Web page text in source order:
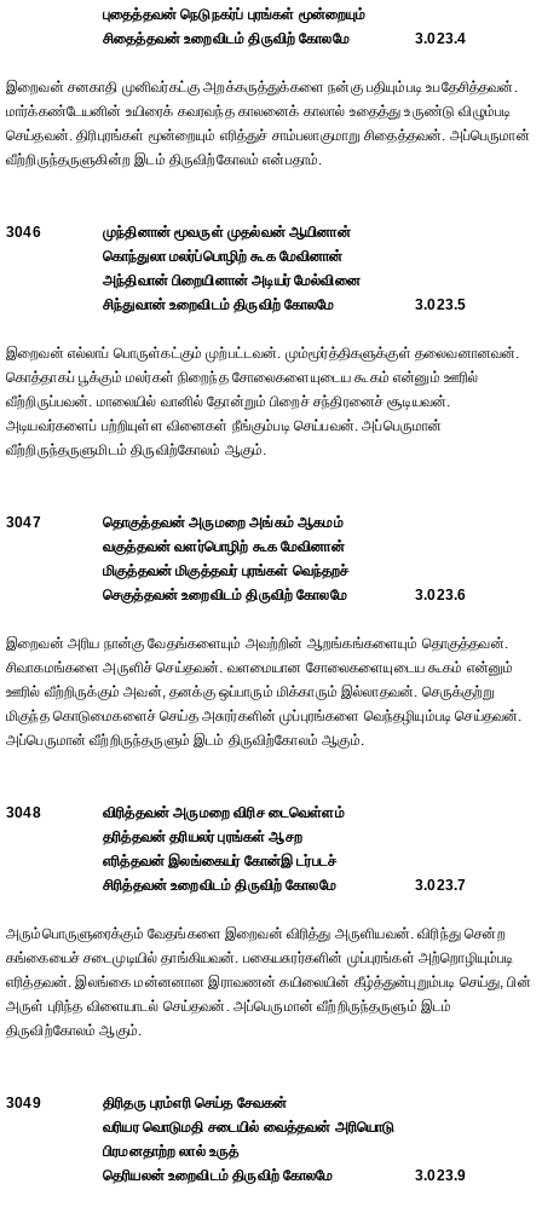
புதைத்தவன் நெடுநகர்ப் புரங்கள் மூன்றையும்
சிதைத்தவன் உறைவிடம் திருவிற் கோலமே
3.023.4
இறைவன் சனகாதி முனிவர்கட்கு அறக்கருத்துக்களை நன்கு பதியும்படி உபதேசித்தவன்.
மார்க்கண்டேயனின் உயிரைக் கவரவந்த காலனைக் காலால் உதைத்து உருண்டு விழும்படி
செய்தவன். திரிபுரங்கள் மூன்றையும் எரித்துச் சாம்பலாகுமாறு சிதைத்தவன். அப்பெருமான்
வீற்றிருந்தருளுகின்ற இடம் திருவிற்கோலம் என்பதாம்.
3046
முந்தினான் மூவருள் முதல்வன் ஆயினான்
கொந்துலா மலர்ப்பொழிற் கூக மேவினான்
அந்திவான் பிறையினான் அடியர் மேல்வினை
சிந்துவான் உறைவிடம் திருவிற் கோலமே
3.023.5
இறைவன் எல்லாப் பொருள்கட்கும் முற்பட்டவன். மும்மூர்த்திகளுக்குள் தலைவனானவன்.
கொத்தாகப் பூக்கும் மலர்கள் நிறைந்த சோலைகளையுடைய கூகம் என்னும் ஊரில்
வீற்றிருப்பவன். மாலையில் வானில் தோன்றும் பிறைச் சந்திரனைச் சூடியவன்.
அடியவர்களைப் பற்றியுள்ள வினைகள் நீங்கும்படி செய்பவன். அப்பெருமான்
வீற்றிருந்தருளுமிடம் திருவிற்கோலம் ஆகும்.
3047
தொகுத்தவன் அருமறை அங்கம் ஆகமம்
வகுத்தவன் வளர்பொழிற் கூக மேவினான்
மிகுத்தவன் மிகுத்தவர் புரங்கள் வெந்தறச்
செகுத்தவன் உறைவிடம் திருவிற் கோலமே
3.023.6
இறைவன் அரிய நான்கு வேதங்களையும் அவற்றின் ஆறங்கங்களையும் தொகுத்தவன்.
சிவாகமங்களை அருளிச் செய்தவன். வளமையான சோலைகளையுடைய கூகம் என்னும்
ஊரில் வீற்றிருக்கும் அவன், தனக்கு ஒப்பாரும் மிக்காரும் இல்லாதவன். செருக்குற்று
மிகுந்த கொடுமைகளைச் செய்த அசுரர்களின் முப்புரங்களை வெந்தழியும்படி செய்தவன்.
அப்பெருமான் வீற்றிருந்தருளும் இடம் திருவிற்கோலம் ஆகும்.
3048
விரித்தவன் அருமறை விரிச டைவெள்ளம்
தரித்தவன் தரியலர் புரங்கள் ஆசற
எரித்தவன் இலங்கையர் கோன்இ டர்படச்
சிரித்தவன் உறைவிடம் திருவிற் கோலமே
3.023.7
அரும்பொருளுரைக்கும் வேதங்களை இறைவன் விரித்து அருளியவன். விரிந்து சென்ற
கங்கையைச் சடைமுடியில் தாங்கியவன். பகையசுரர்களின் முப்புரங்கள் அற்றொழியும்படி
எரித்தவன். இலங்கை மன்னனான இராவணன் கயிலையின் கீழ்த்துன்புறும்படி செய்து, பின்
அருள் புரிந்த விளையாடல் செய்தவன். அப்பெருமான் வீற்றிருந்தருளும் இடம்
திருவிற்கோலம் ஆகும்.
3049
திரிதரு புரம்எரி செய்த சேவகன்
வரியர வொடுமதி சடையில் வைத்தவன் அரியொடு
பிரமனதாற்ற லால் உருத்
தெரியலன் உறைவிடம் திருவிற் கோலமே
3.023.9